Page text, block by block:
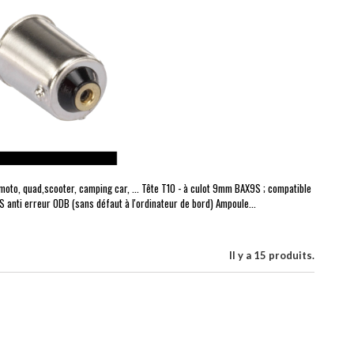
quad,scooter, camping car, ... Tête T10 - à culot 9mm BAX9S ; compatible
erreur ODB (sans défaut à l'ordinateur de bord) Ampoule...
Il y a 15 produits.